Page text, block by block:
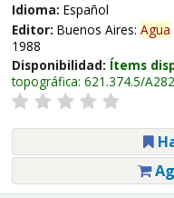
Idioma: Español
Editor: Buenos Aires: Agua
1988
Disponibilidad: Ítems
topográfica: 621.374.5/